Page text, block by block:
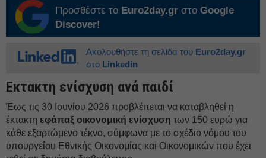
Προσθέστε το Euro2day.gr στο Google
Discover!
Ακολουθήστε τη σελίδα του Euro2day.gr
στο Linkedin
Εκτακτη ενίσχυση ανά παιδί
Έως τις 30 Ιουνίου 2026 προβλέπεται να καταβληθεί η
έκτακτη εφάπαξ οικονομική ενίσχυση των 150 ευρώ για
κάθε εξαρτώμενο τέκνο, σύμφωνα με το σχέδιο νόμου του
υπουργείου Εθνικής Οικονομίας και Οικονομικών που έχει